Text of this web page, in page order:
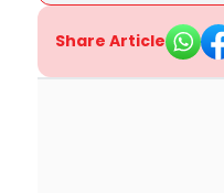
Share Article